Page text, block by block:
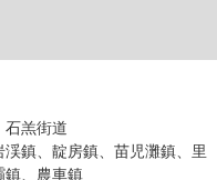
石羔街道
鎮、靛房鎮、苗児灘鎮、里
鎮、農車鎮